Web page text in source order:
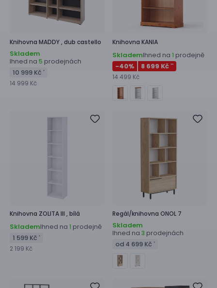
Knihovna MADDY , dub castello
Skladem
Ihned na 5 prodejnách
10 999 Kč *
14 999 Kč
Knihovna KANIA
SklademIhned na 1 prodejně
-40% 8 699 Kč **
14 499 Kč
Knihovna ZOLITA III , bílá
SklademIhned na 1 prodejně
1 599 Kč *
2 199 Kč
Regál/knihovna ONOL 7
Skladem
Ihned na 3 prodejnách
od 4 699 Kč *